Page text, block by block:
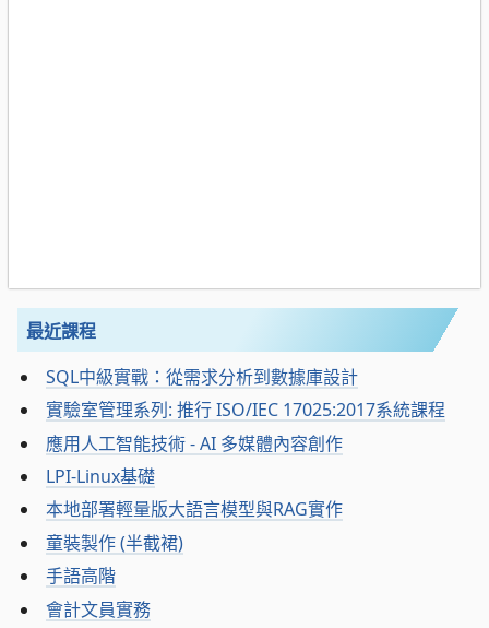
最近課程
SQL中級實戰：從需求分析到數據庫設計
實驗室管理系列: 推行 ISO/IEC 17025:2017系統課程
應用人工智能技術 - AI 多媒體內容創作
LPI-Linux基礎
本地部署輕量版大語言模型與RAG實作
童裝製作 (半截裙)
手語高階
會計文員實務